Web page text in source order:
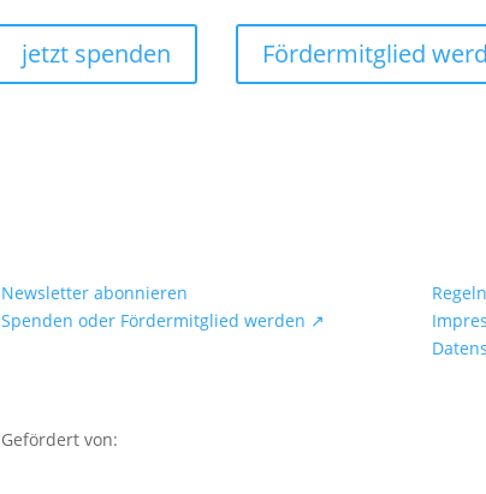
jetzt spenden Fördermitglied
Newsletter abonnieren
Spenden oder Fördermitglied werden ↗
Regeln
Gefördert von: